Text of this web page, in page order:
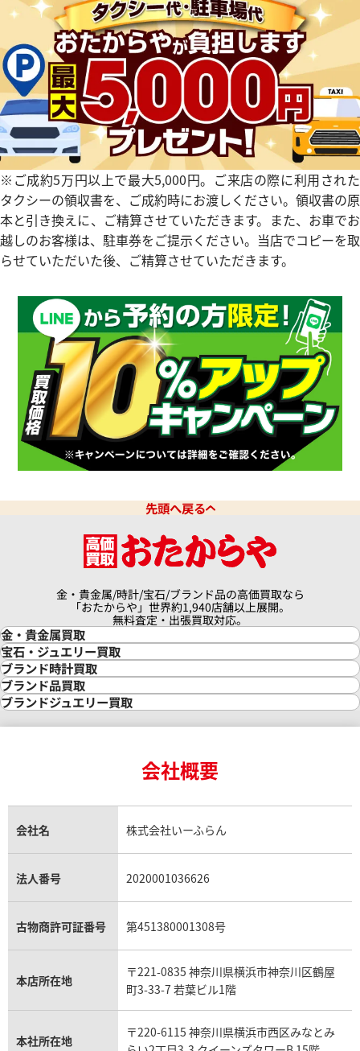
点の参考買取価格です
640,000円
※2026年2月時点の参考買取価
アキング SS ホワイト 5500
9日時点の参考買取価格です
ロレックス エアキング 5700
字盤
価格はお問い合わせください
電話で聞く
※ご成約5万円以上で最大5,000円。ご来店の際に利用された
タクシーの領収書を、ご成約時にお渡しください。領収書の原
本と引き換えに、ご精算させていただきます。また、お車でお
越しのお客様は、駐車券をご提示ください。当店でコピーを取
らせていただいた後、ご精算させていただきます。
先頭へ戻る
金・貴金属/時計/宝石/ブランド品の高価買取なら
「おたからや」世界約1,940店舗以上展開。
無料査定・出張買取対応。
金・貴金属買取
金買取
金の相場価格情報
金の参考買取価格一覧
インゴット買取
インゴットの相場価格情報
24金買取
金貨買取
貴金属買取
銀・シルバー買取
パラジウム買取
宝石・ジュエリー買取
宝石・ジュエリー買取
ダイヤモンド買取
ダイヤモンド・宝石の参考価格一覧
リング・結婚指輪買取
エメラルド買取
トパーズ買取
タンザナイト買取
キャッツアイ買取
アクアマリン買取
ブランド時計買取
時計買取
ロレックス買取
ロレックス デイトナ買取
ロレックス サブマリーナー買取
ロレックス エクスプローラー買取
ロレックス デイトジャスト買取
パテック フィリップノーチラス買取
ヴァシュロン・コンスタンタン買取
オメガ買取
カルティエ買取
フランク ミュラー買取
リシャール・ミル買取
パネライ買取
ブランド品買取
ブランド買取
シャネル マトラッセ買取
セリーヌ買取
プラダ買取
ブランドジュエリー買取
ヴァンクリーフ＆アーペル買取
ショーメ買取
ダミアーニ買取
モーブッサン買取
会社概要
会社名 株式会社いーふらん
法人番号 2020001036626
古物商許可証番号 第451380001308号
本店所在地
〒221-0835 神奈川県横浜市神奈川区鶴屋
町3-33-7 若葉ビル1階
本社所在地
〒220-6115 神奈川県横浜市西区みなとみ